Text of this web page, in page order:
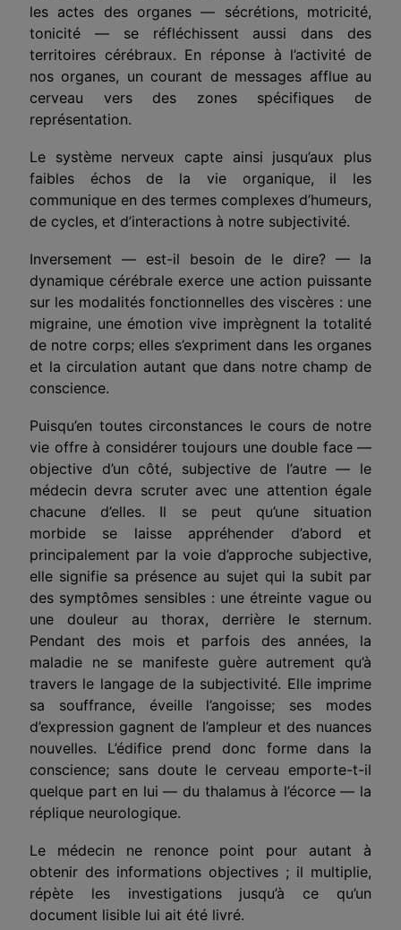
les actes des organes — sécrétions, motricité,
tonicité — se réfléchissent aussi dans des
territoires cérébraux. En réponse à l’activité de
nos organes, un courant de messages afflue au
cerveau vers des zones spécifiques de
représentation.
Le système nerveux capte ainsi jusqu’aux plus
faibles échos de la vie organique, il les
communique en des termes complexes d’humeurs,
de cycles, et d’interactions à notre subjectivité.
Inversement — est-il besoin de le dire? — la
dynamique cérébrale exerce une action puissante
sur les modalités fonctionnelles des viscères : une
migraine, une émotion vive imprègnent la totalité
de notre corps; elles s’expriment dans les organes
et la circulation autant que dans notre champ de
conscience.
Puisqu’en toutes circonstances le cours de notre
vie offre à considérer toujours une double face —
objective d’un côté, subjective de l’autre — le
médecin devra scruter avec une attention égale
chacune d’elles. Il se peut qu’une situation
morbide se laisse appréhender d’abord et
principalement par la voie d’approche subjective,
elle signifie sa présence au sujet qui la subit par
des symptômes sensibles : une étreinte vague ou
une douleur au thorax, derrière le sternum.
Pendant des mois et parfois des années, la
maladie ne se manifeste guère autrement qu’à
travers le langage de la subjectivité. Elle imprime
sa souffrance, éveille l’angoisse; ses modes
d’expression gagnent de l’ampleur et des nuances
nouvelles. L’édifice prend donc forme dans la
conscience; sans doute le cerveau emporte-t-il
quelque part en lui — du thalamus à l’écorce — la
réplique neurologique.
Le médecin ne renonce point pour autant à
obtenir des informations objectives ; il multiplie,
répète les investigations jusqu’à ce qu’un
document lisible lui ait été livré.